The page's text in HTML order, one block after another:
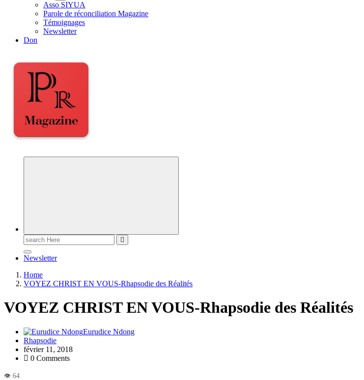
Asso SIYUA
Parole de réconciliation Magazine
Témoignages
Newsletter
Don
Newsletter
Home
VOYEZ CHRIST EN VOUS-Rhapsodie des Réalités
VOYEZ CHRIST EN VOUS-Rhapsodie des Réalités
Eurudice Ndong
Rhapsodie
février 11, 2018
0 Comments